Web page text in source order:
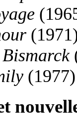
(1977)